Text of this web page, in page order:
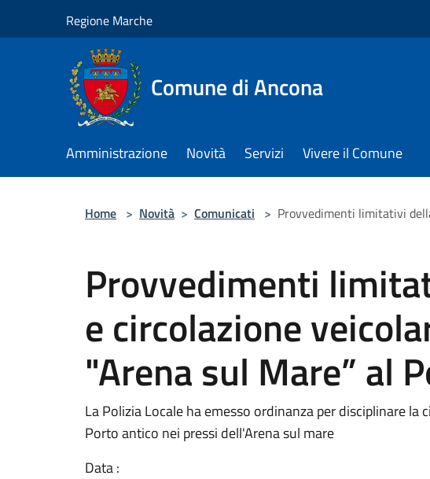
Regione Marche
Comune di Ancona
Amministrazione Novità Servizi Vivere il Comune
Home > Novità > Comunicati > Provvedimenti limitativi
Provvedimenti
e circolazione
"Arena sul Mare” al
La Polizia Locale ha emesso ordinanza per disciplinare la
Porto antico nei pressi dell'Arena sul mare
Data :